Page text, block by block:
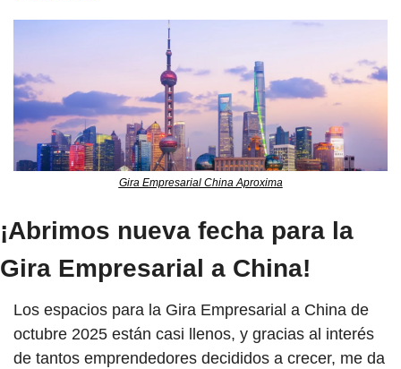
Gira Empresarial China Aproxima
¡Abrimos nueva fecha para la
Gira Empresarial a China!
Los espacios para la Gira Empresarial a China de
octubre 2025 están casi llenos, y gracias al interés
de tantos emprendedores decididos a crecer, me da